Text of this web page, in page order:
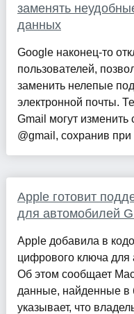
заменять
данных
Google наконец-то
пользователей,
заменить нелепые
электронной почты.
Gmail могут
@gmail, сохранив
Apple готовит
для автомобилей
Apple добавила в
цифрового ключа для
Об этом сообщает
данные, найденные в
указывает, что